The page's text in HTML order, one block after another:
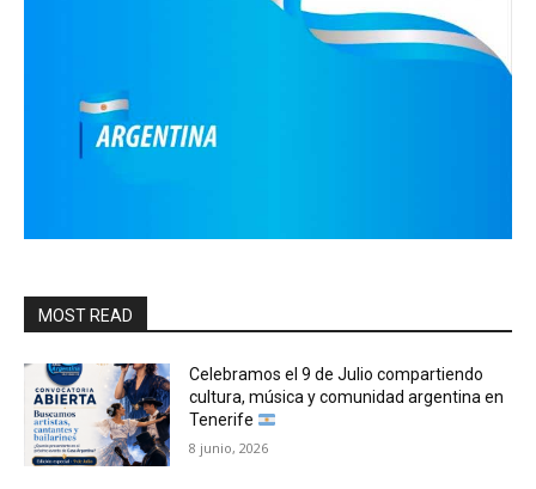
MOST READ
Celebramos el 9 de Julio compartiendo
cultura, música y comunidad argentina en
Tenerife
8 junio, 2026